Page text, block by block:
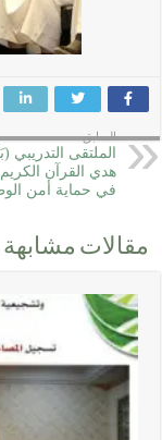
السابق
الملتقى التدريبي
هدي القرآن الكريم
في حماية أمن
مقالات مشابهة